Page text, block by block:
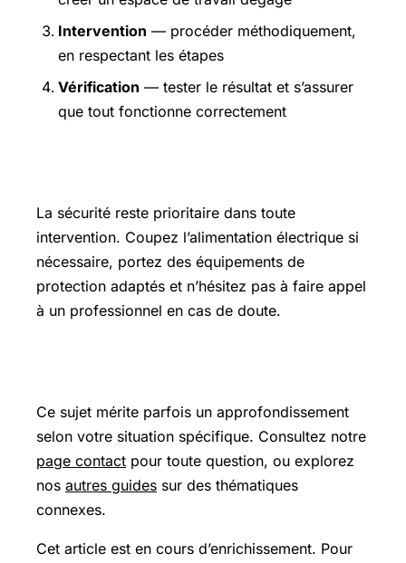
Intervention — procéder méthodiquement,
en respectant les étapes
Vérification — tester le résultat et s’assurer
que tout fonctionne correctement
La sécurité reste prioritaire dans toute
intervention. Coupez l’alimentation électrique si
nécessaire, portez des équipements de
protection adaptés et n’hésitez pas à faire appel
à un professionnel en cas de doute.
Ce sujet mérite parfois un approfondissement
selon votre situation spécifique. Consultez notre
page contact pour toute question, ou explorez
nos autres guides sur des thématiques
connexes.
Cet article est en cours d’enrichissement. Pour